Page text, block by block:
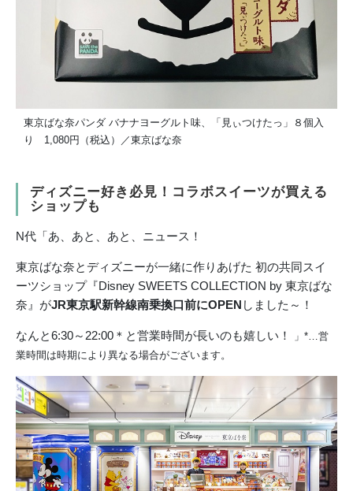
東京ばな奈パンダ バナナヨーグルト味、「見ぃつけたっ」８個入
り 1,080円（税込）／東京ばな奈
ディズニー好き必見！コラボスイーツが買える
ショップも
N代「あ、あと、あと、ニュース！
東京ばな奈とディズニーが一緒に作りあげた 初の共同スイ
ーツショップ『Disney SWEETS COLLECTION by 東京ばな
奈』がJR東京駅新幹線南乗換口前にOPEN しました～！
なんと6:30～22:00＊と営業時間が長いのも嬉しい！
」*…営
業時間は時期により異なる場合がございます。